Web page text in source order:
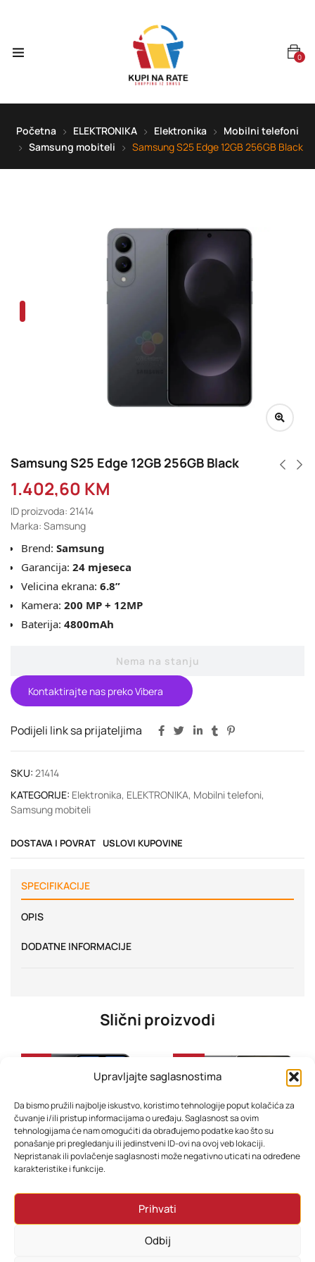
Upravljajte saglasnostima
Da bismo pružili najbolje iskustvo, koristimo tehnologije poput kolačića za
čuvanje i/ili pristup informacijama o uređaju. Saglasnost sa ovim
tehnologijama će nam omogućiti da obrađujemo podatke kao što su
ponašanje pri pregledanju ili jedinstveni ID-ovi na ovoj veb lokaciji.
Nepristanak ili povlačenje saglasnosti može negativno uticati na određene
karakteristike i funkcije.
Prihvati
Odbij
0
Početna ELEKTRONIKA Elektronika
Mobilni telefoni
Samsung mobiteli
Samsung S25 Edge 12GB 256GB Black
Samsung S25 Edge 12GB 256GB Black
1.402,60 KM
ID proizvoda: 21414
Marka: Samsung
Brend: Samsung
Garancija: 24 mjeseca
Velicina ekrana: 6.8”
Kamera: 200 MP + 12MP
Baterija: 4800mAh
Nema na stanju
Kontaktirajte nas preko Vibera
Podijeli link sa prijateljima
SKU: 21414
KATEGORIJE: Elektronika, ELEKTRONIKA, Mobilni telefoni,
Samsung mobiteli
DOSTAVA I POVRAT USLOVI KUPOVINE
SPECIFIKACIJE
OPIS
DODATNE INFORMACIJE
Slični proizvodi
-23% -44%